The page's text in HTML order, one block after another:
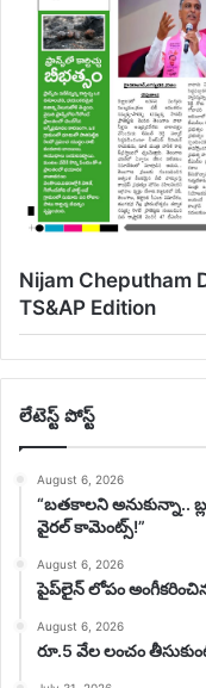
Nijam Cheputham
TS&AP Edition
లేటెస్ట్ పోస్ట్
August 6, 2026
“బతకాలని అనుకున్నా..
వైరల్ కామెంట్స్!”
August 6, 2026
పైప్‌లైన్ లోపం అంగీకరించిన
August 6, 2026
రూ.5 వేల లంచం